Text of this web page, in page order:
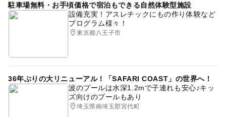
駐車場無料・お手頃価格で宿泊もできる自然体験型施設
設備充実！アスレチックにもの作り体験など
プログラム様々！
東京都八王子市
36年ぶりの大リニューアル！「SAFARI COAST」の世界へ！
波のプールは水深1.2mで子連れも安心♪キッ
ズ向けのプールもあり
埼玉県南埼玉郡宮代町